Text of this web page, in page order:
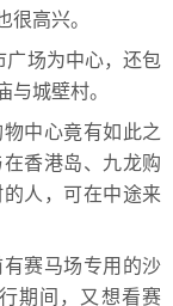
很高兴。
场为中心，还包
城壁村。
中心竟有如此之
香港岛、九龙购
人，可在中途来
赛马场专用的沙
期间，又想看赛